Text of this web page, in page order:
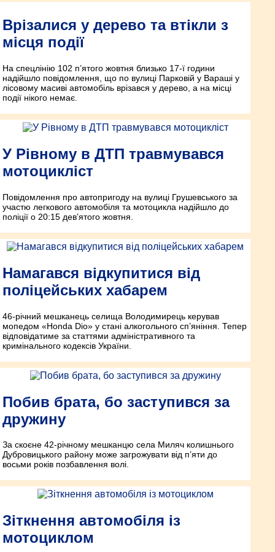
Врізалися у дерево та втікли з
місця події
На спецлінію 102 п’ятого жовтня близько 17-ї години
надійшло повідомлення, що по вулиці Парковій у Вараші у
лісовому масиві автомобіль врізався у дерево, а на місці
події нікого немає.
У Рівному в ДТП травмувався
мотоцикліст
Повідомлення про автопригоду на вулиці Грушевського за
участю легкового автомобіля та мотоцикла надійшло до
поліції о 20:15 дев’ятого жовтня.
Намагався відкупитися від
поліцейських хабарем
46-річний мешканець селища Володимирець керував
мопедом «Honda Dio» у стані алкогольного сп’яніння. Тепер
відповідатиме за статтями адміністративного та
кримінального кодексів України.
Побив брата, бо заступився за
дружину
За скоєне 42-річному мешканцю села Миляч колишнього
Дубровицького району може загрожувати від п’яти до
восьми років позбавлення волі.
Зіткнення автомобіля із
мотоциклом